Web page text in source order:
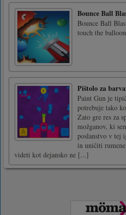
Bounce Ball
Bounce Ball
touch the
Pištolo za
Paint Gun je
potrebuje tako
Zato gre res za
možganov, ki
poslanstvo v tej
in uničiti
videti kot dejansko ne [...]